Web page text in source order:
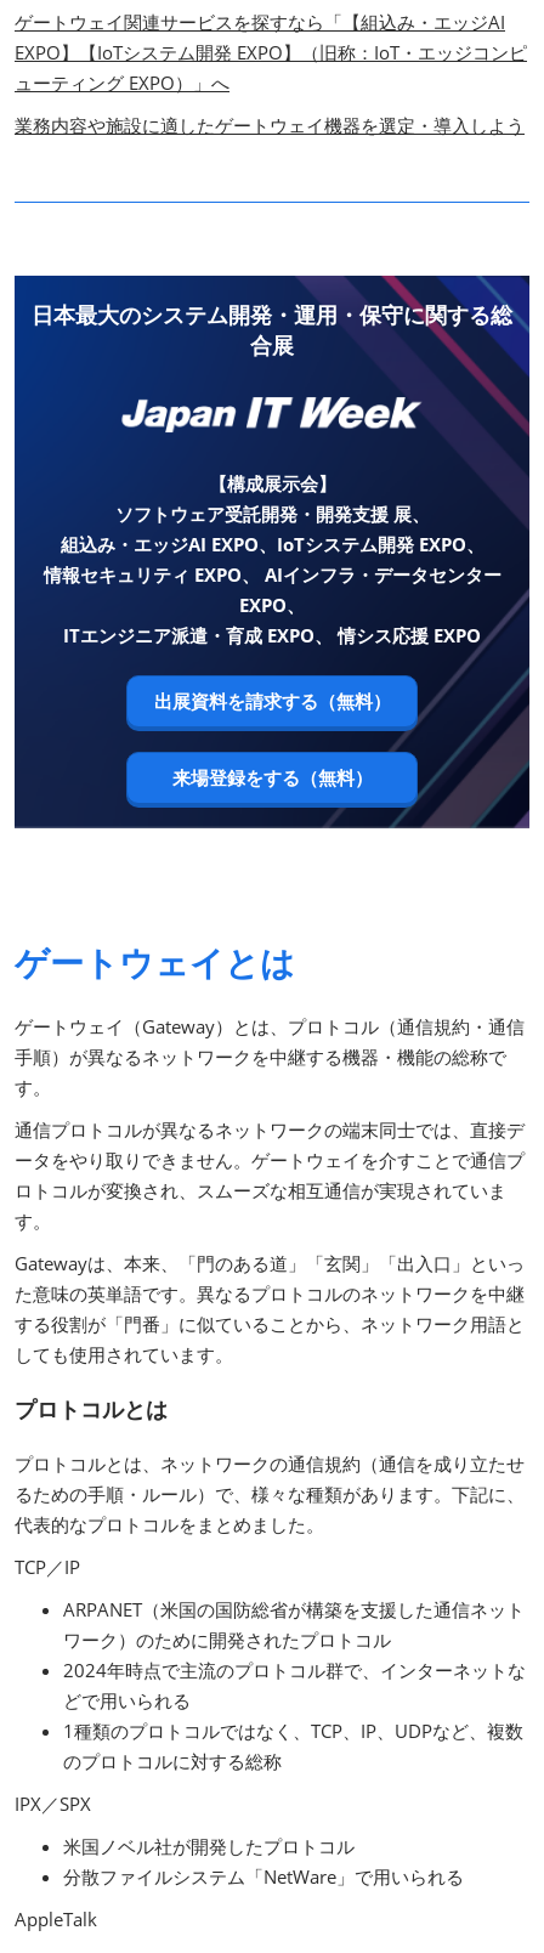
ゲートウェイ関連サービスを探すなら「【組込み・エッジAI
EXPO】【IoTシステム開発 EXPO】（旧称：IoT・エッジコンピ
ューティング EXPO）」へ
業務内容や施設に適したゲートウェイ機器を選定・導入しよう
日本最大のシステム開発・運用・保守に関する総
合展
【構成展示会】
ソフトウェア受託開発・開発支援 展、
組込み・エッジAI EXPO、IoTシステム開発 EXPO、
情報セキュリティ EXPO、 AIインフラ・データセンター
EXPO、
ITエンジニア派遣・育成 EXPO、 情シス応援 EXPO
出展資料を請求する（無料）
来場登録をする（無料）
ゲートウェイとは
ゲートウェイ（Gateway）とは、プロトコル（通信規約・通信
手順）が異なるネットワークを中継する機器・機能の総称で
す。
通信プロトコルが異なるネットワークの端末同士では、直接デ
ータをやり取りできません。ゲートウェイを介すことで通信プ
ロトコルが変換され、スムーズな相互通信が実現されていま
す。
Gatewayは、本来、「門のある道」「玄関」「出入口」といっ
た意味の英単語です。異なるプロトコルのネットワークを中継
する役割が「門番」に似ていることから、ネットワーク用語と
しても使用されています。
プロトコルとは
プロトコルとは、ネットワークの通信規約（通信を成り立たせ
るための手順・ルール）で、様々な種類があります。下記に、
代表的なプロトコルをまとめました。
TCP／IP
ARPANET（米国の国防総省が構築を支援した通信ネット
ワーク）のために開発されたプロトコル
2024年時点で主流のプロトコル群で、インターネットな
どで用いられる
1種類のプロトコルではなく、TCP、IP、UDPなど、複数
のプロトコルに対する総称
IPX／SPX
米国ノベル社が開発したプロトコル
分散ファイルシステム「NetWare」で用いられる
AppleTalk